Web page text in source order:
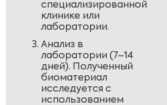
специализированной
клинике или
лаборатории.
Анализ в
лаборатории (7–14
дней). Полученный
биоматериал
исследуется с
использованием